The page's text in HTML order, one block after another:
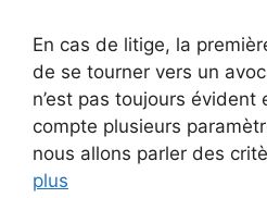
En cas de litige, la
de se tourner vers un
n’est pas toujours
compte plusieurs
nous allons parler des
plus